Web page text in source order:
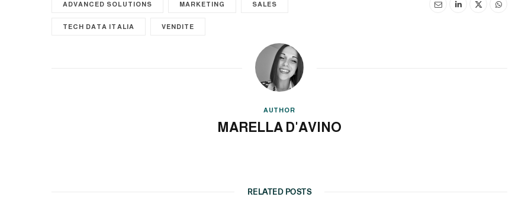
ADVANCED SOLUTIONS MARKETING SALES
TECH DATA ITALIA VENDITE
AUTHOR
MARELLA D'AVINO
RELATED POSTS